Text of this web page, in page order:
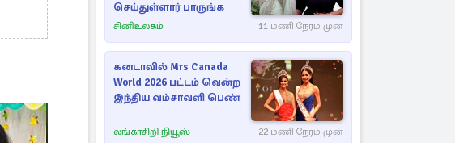
செய்துள்ளார் பாருங்க
சினிஉலகம் 11 மணி நேரம் முன்
கனடாவில் Mrs Canada
World 2026 பட்டம் வென்ற
இந்திய வம்சாவளி பெண்
லங்காசிறி நியூஸ் 22 மணி நேரம் முன்